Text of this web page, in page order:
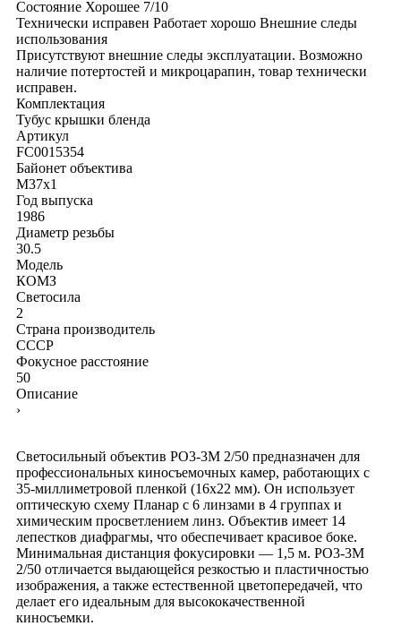
Состояние Хорошее 7/10
Технически исправен Работает хорошо Внешние следы
использования
Присутствуют внешние следы эксплуатации. Возможно
наличие потертостей и микроцарапин, товар технически
исправен.
Комплектация
Тубус крышки бленда
Артикул
FC0015354
Байонет объектива
M37x1
Год выпуска
1986
Диаметр резьбы
30.5
Модель
КОМЗ
Светосила
2
Страна производитель
СССР
Фокусное расстояние
50
Описание
›
Светосильный объектив РО3-3М 2/50 предназначен для
профессиональных киносъемочных камер, работающих с
35-миллиметровой пленкой (16x22 мм). Он использует
оптическую схему Планар с 6 линзами в 4 группах и
химическим просветлением линз. Объектив имеет 14
лепестков диафрагмы, что обеспечивает красивое боке.
Минимальная дистанция фокусировки — 1,5 м. РО3-3М
2/50 отличается выдающейся резкостью и пластичностью
изображения, а также естественной цветопередачей, что
делает его идеальным для высококачественной
киносъемки.